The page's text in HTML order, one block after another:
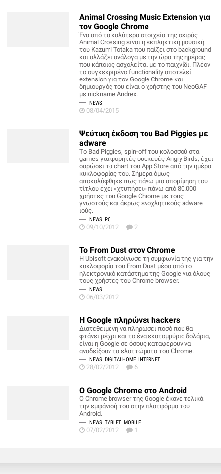
Animal Crossing Music Extension για
τον Google Chrome
Ένα από τα καλύτερα στοιχεία της σειράς
Animal Crossing είναι η εκπληκτική μουσική
του Kazumi Totaka που παίζει στο background
και αλλάζει ανάλογα με την ώρα της ημέρας
που κάποιος ασχολείται με το παιχνίδι. Πλέον
το συγκεκριμένο functionality αποτελεί
extension για τον Google Chrome και
δημιουργός του είναι ο χρήστης του NeoGAF
με nickname Αndrex.
NEWS
08/04/2015
Ψεύτικη έκδοση του Bad Piggies με
adware
Tο Bad Piggies, spin-off του κολοσσού στα
games για φορητές συσκευές Angry Birds, έχει
σαρώσει τα chart του App Store από την ημέρα
κυκλοφορίας του. Σήμερα όμως
αποκαλύφθηκε πως πάνω μια απομίμηση του
τίτλου έχει «χτυπήσει» πάνω από 80.000
χρήστες του Google Chrome με τους
γνωστούς και άκρως ενοχλητικούς adware
ιούς.
NEWS PC
09/10/2012 2
To From Dust στον Chrome
Η Ubisoft ανακοίνωσε τη συμφωνία της για την
κυκλοφορία του From Dust μέσα από το
ηλεκτρονικό κατάστημα της Google για όλους
τους χρήστες του Chrome browser.
NEWS
06/03/2012
H Google πληρώνει hackers
Διατεθειμένη να πληρώσει ποσό που θα
φτάνει μέχρι και το ένα εκατομμύριο δολάρια,
είναι η Google σε όσους καταφέρουν να
αναδείξουν τα ελαττώματα του Chrome.
NEWS DIGITALHOME INTERNET
28/02/2012 6
Ο Google Chrome στο Android
Ο Chrome browser της Google έκανε τελικά
την εμφάνισή του στην πλατφόρμα του
Android.
NEWS TABLET MOBILE
07/02/2012 1